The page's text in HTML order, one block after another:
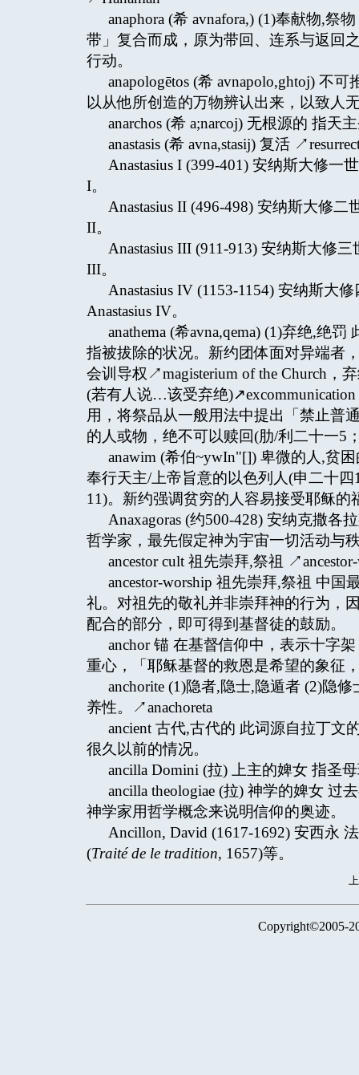
anaphora (希 avnafora,) (1)奉献物,祭
带」复合而成，原为带回、连系与返回
行动。
anapologētos (希 avnapolo,ghtoj) 不
以从他所创造的万物辨认出来，以致人
anarchos (希 a;narcoj) 无根源的 指
anastasis (希 avna,stasij) 复活
Anastasius I (399-401) 安纳斯大修一
I。
Anastasius II (496-498) 安纳斯大修
II。
Anastasius III (911-913) 安纳斯大修
III。
Anastasius IV (1153-1154) 安纳斯大
Anastasius IV。
anathema (希avna,qema) (1)弃绝,绝
指被拔除的状况。新约团体面对异端者
会训导权↗magisterium of the Church，
(若有人说…该受弃绝
用，将祭品从一般用法中提出「禁止普
的人或物，绝不可以赎回(肋/利二十一5
anawim (希伯~ywIn"[]) 卑微的人,贫
奉行天主/上帝旨意的以色列人(申二十
11)。新约强调贫穷的人容易接受耶稣
Anaxagoras (约500-428) 安纳克撒
哲学家，最先假定神为宇宙一切活动与
ancestor cult 祖先崇拜,祭祖
ancestor-worship 祖先崇拜,祭祖 中
礼。对祖先的敬礼并非崇拜神的行为，
配合的部分，即可得到基督徒的鼓励。
anchor 锚 在基督信仰中，表示十字
重心，「耶稣基督的救恩是希望的象征
anchorite (1)隐者,隐士,隐遁者 (2)隐
养性。↗anachoreta
ancient 古代,古代的 此词源自拉丁文
很久以前的情况。
ancilla Domini (拉) 上主的婢女 指圣
ancilla theologiae (拉) 神学的婢女 过
神学家用哲学概念来说明信仰的奥迹。
Ancillon, David (1617-1692) 安西永
(Traité de le tradition, 1657)等。
Copyright©2005-